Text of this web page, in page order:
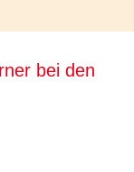
bei den